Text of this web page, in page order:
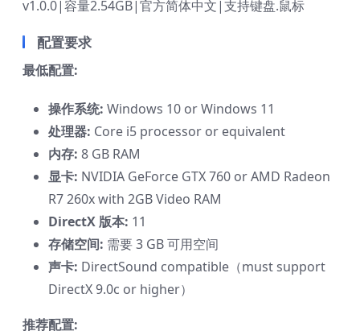
v1.0.0|容量2.54GB|官方简体中文|支持键盘.鼠标
配置要求
最低配置:
操作系统: Windows 10 or Windows 11
处理器: Core i5 processor or equivalent
内存: 8 GB RAM
显卡: NVIDIA GeForce GTX 760 or AMD Radeon
R7 260x with 2GB Video RAM
DirectX 版本: 11
存储空间: 需要 3 GB 可用空间
声卡: DirectSound compatible（must support
DirectX 9.0c or higher）
推荐配置: